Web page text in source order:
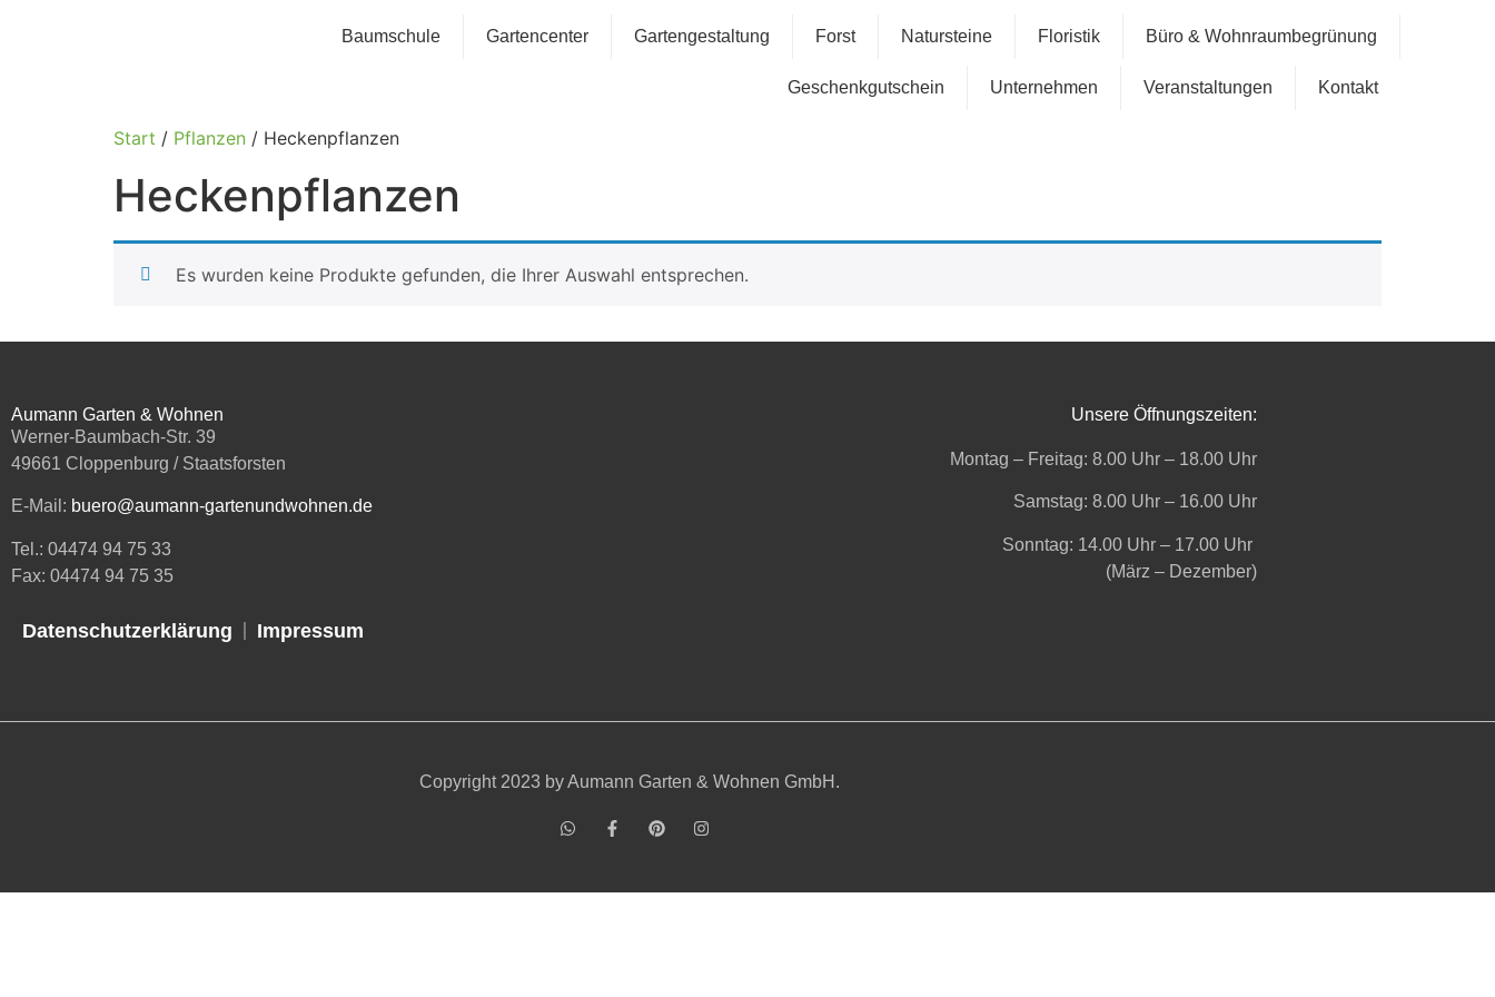
Baumschule Gartencenter Gartengestaltung Forst Natursteine Floristik Büro & Wohnraumbegrünung
Geschenkgutschein Unternehmen Veranstaltungen Kontakt
Start / Pflanzen / Heckenpflanzen
Heckenpflanzen
Es wurden keine Produkte gefunden, die Ihrer Auswahl entsprechen.
Aumann Garten & Wohnen
Werner-Baumbach-Str. 39
49661 Cloppenburg / Staatsforsten
E-Mail: buero@aumann-gartenundwohnen.de
Tel.: 04474 94 75 33
Fax: 04474 94 75 35
Datenschutzerklärung Impressum
Unsere Öffnungszeiten:
Montag – Freitag: 8.00 Uhr – 18.00 Uhr
Samstag: 8.00 Uhr – 16.00 Uhr
Sonntag: 14.00 Uhr – 17.00 Uhr
(März – Dezember)
Copyright 2023 by Aumann Garten & Wohnen GmbH.